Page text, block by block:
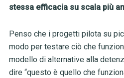
stessa efficacia su scala più
Penso che i progetti pilota su
modo per testare ciò che
modello di alternative alla
dire “questo è quello che